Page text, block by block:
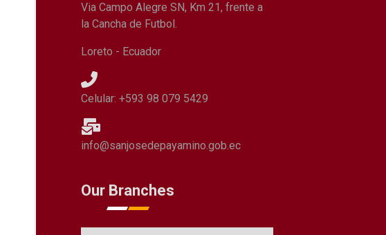
Via Campo Alegre SN, Km 21, frente a
la Cancha de Futbol.
Loreto - Ecuador
Celular: +593 98 079 5429
info@sanjosedepayamino.gob.ec
Our Branches